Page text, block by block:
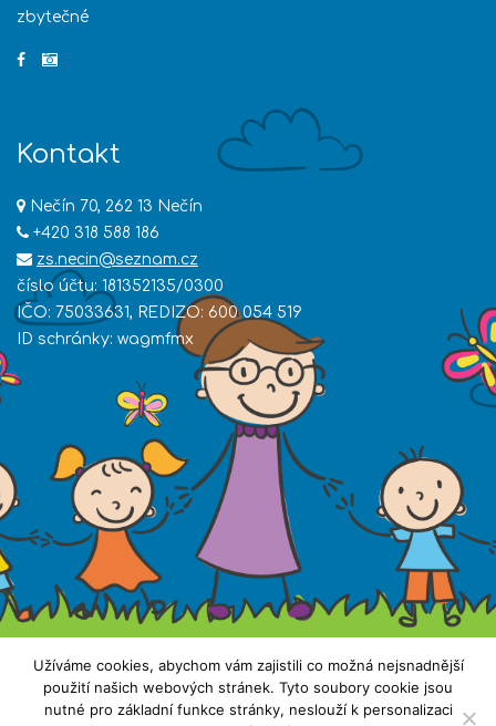
zbytečné
Kontakt
Nečín 70, 262 13 Nečín
+420 318 588 186
zs.necin@seznam.cz
číslo účtu: 181352135/0300
IČO: 75033631, REDIZO: 600 054 519
ID schránky: wagmfmx
Užíváme cookies, abychom vám zajistili co možná nejsnadnější
použití našich webových stránek. Tyto soubory cookie jsou
nutné pro základní funkce stránky, neslouží k personalizaci